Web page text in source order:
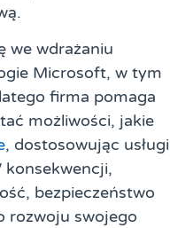
we wdrażaniu
Microsoft, w tym
firma pomaga
możliwości, jakie
, dostosowując usługi
bezpieczeństwo
rozwoju swojego